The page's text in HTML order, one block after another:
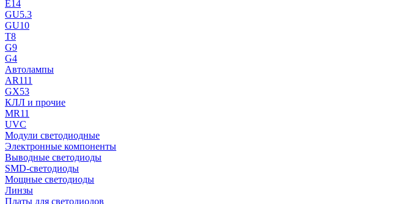
E14
GU5.3
GU10
T8
G9
G4
Автолампы
AR111
GX53
КЛЛ и прочие
MR11
UVC
Модули светодиодные
Электронные компоненты
Выводные светодиоды
SMD-светодиоды
Мощные светодиоды
Линзы
Платы для светодиодов